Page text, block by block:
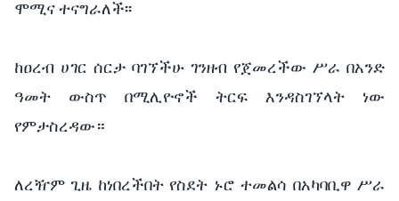
ሞሚና ተናግራለች፡፡
ከዐረብ ሀገር ሰርታ ባገኘችሁ ገንዘብ የጀመረችው ሥራ በአንድ
ዓመት ውስጥ በሚሊዮኖች ትርፍ እንዳስገኘላት ነው
የምታስረዳው።
ለረዥም ጊዜ ከነበረችበት የስደት ኑሮ ተመልሳ በአካባቢዋ ሥራ